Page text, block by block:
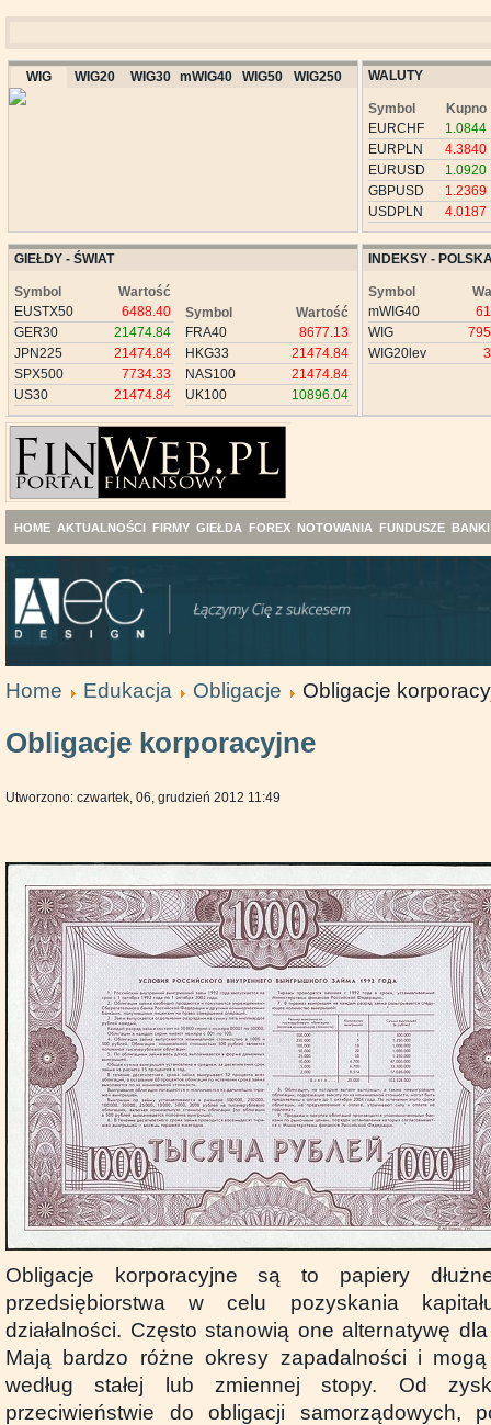
WIG WIG20 WIG30 mWIG40 WIG50 WIG250 WALUTY
Symbol
Kupno
EURCHF
1.0844
EURPLN
4.3840
EURUSD
1.0920
GBPUSD
1.2369
USDPLN
4.0187
GIEŁDY - ŚWIAT
Symbol
Wartość
EUSTX50
6488.40
GER30
21474.84
JPN225
21474.84
SPX500
7734.33
US30
21474.84
Symbol
Wartość
FRA40
8677.13
HKG33
21474.84
NAS100
21474.84
UK100
10896.04
INDEKSY -
Symbol
mWIG40
WIG
WIG20lev
HOME AKTUALNOŚCI FIRMY GIEŁDA FOREX NOTOWANIA FUNDUSZE BANKI
Home Edukacja Obligacje Obligacje
Obligacje korporacyjne
Utworzono: czwartek, 06, grudzień 2012 11:49
Obligacje korporacyjne są to papiery
przedsiębiorstwa w celu pozyskania
działalności. Często stanowią one alternatywę
Mają bardzo różne okresy zapadalności i
według stałej lub zmiennej stopy. Od
przeciwieństwie do obligacji samorządowych,